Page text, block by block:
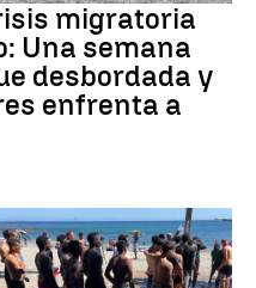
migratoria
Una semana
desbordada y
enfrenta a